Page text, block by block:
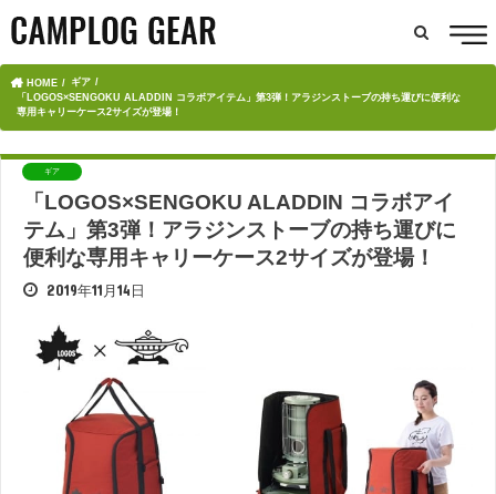
HOME
ギア
「LOGOS×SENGOKU ALADDIN コラボアイテム」第3弾！アラジンストーブの持ち運びに便利な
専用キャリーケース2サイズが登場！
ギア
「LOGOS×SENGOKU ALADDIN コラボアイ
テム」第3弾！アラジンストーブの持ち運びに
便利な専用キャリーケース2サイズが登場！
2019年11月14日